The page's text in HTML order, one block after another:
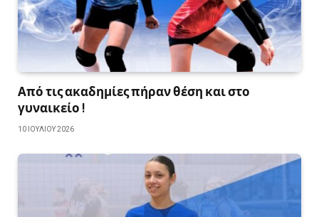
Από τις ακαδημίες πήραν θέση και στο
γυναικείο !
10 ΙΟΥΛΊΟΥ 2026